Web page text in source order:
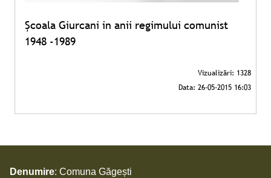
Şcoala Giurcani in anii regimului comunist
1948 -1989
Denumire: Comuna Găgești